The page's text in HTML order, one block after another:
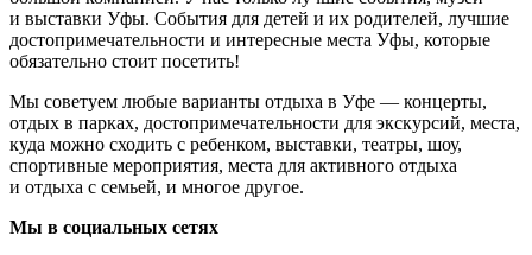
и выставки Уфы. События для детей и их родителей, лучшие
достопримечательности и интересные места Уфы, которые
обязательно стоит посетить!
Мы советуем любые варианты отдыха в Уфе — концерты,
отдых в парках, достопримечательности для экскурсий, места,
куда можно сходить с ребенком, выставки, театры, шоу,
спортивные мероприятия, места для активного отдыха
и отдыха с семьей, и многое другое.
Мы в социальных сетях